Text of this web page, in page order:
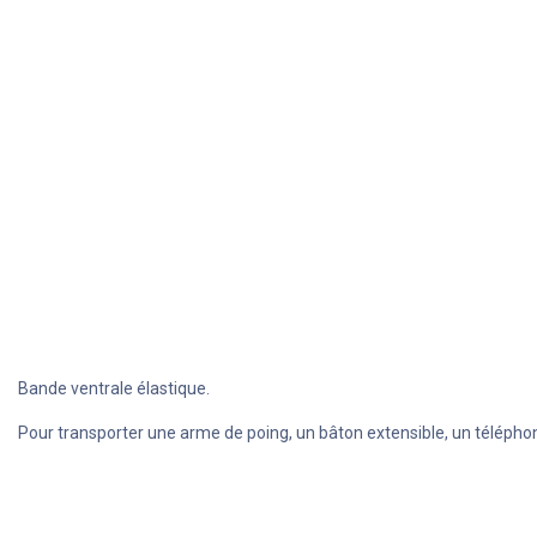
Bande ventrale élastique.
Pour transporter une arme de poing, un bâton extensible, un